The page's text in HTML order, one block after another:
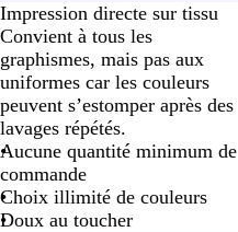
Impression directe sur tissu
Convient à tous les
graphismes, mais pas aux
uniformes car les couleurs
peuvent s’estomper après des
lavages répétés.
Aucune quantité minimum de
commande
Choix illimité de couleurs
Doux au toucher